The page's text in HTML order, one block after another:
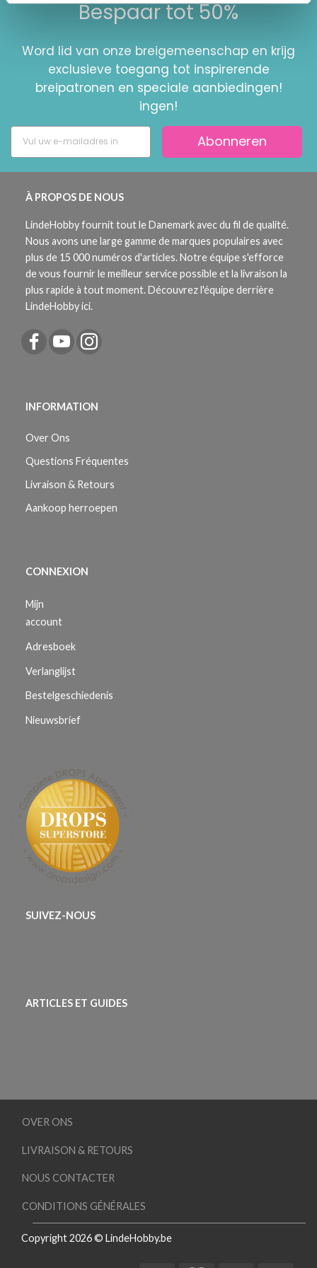
Bespaar tot 50%
Word lid van onze breigemeenschap en krijg
exclusieve toegang tot inspirerende
breipatronen en speciale aanbiedingen!
ingen!
Abonneren
À PROPOS DE NOUS
LindeHobby fournit tout le Danemark avec du fil de qualité.
Nous avons une large gamme de marques populaires avec
plus de 15 000 numéros d'articles. Notre équipe s'efforce
de vous fournir le meilleur service possible et la livraison la
plus rapide à tout moment. Découvrez l'équipe derrière
LindeHobby ici.
INFORMATION
Over Ons
Questions Fréquentes
Livraison & Retours
Aankoop herroepen
CONNEXION
Mijn
account
Adresboek
Verlanglijst
Bestelgeschiedenis
Nieuwsbrief
SUIVEZ-NOUS
ARTICLES ET GUIDES
OVER ONS
LIVRAISON & RETOURS
NOUS CONTACTER
CONDITIONS GÉNÉRALES
Copyright 2026 © LindeHobby.be